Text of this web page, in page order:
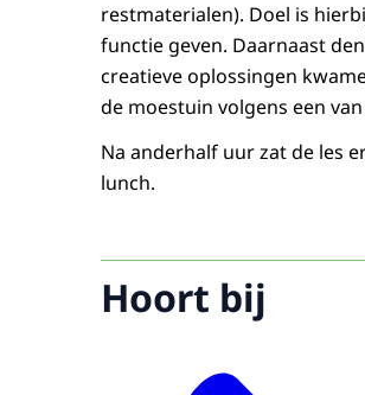
restmaterialen). Doel is
functie geven. Daarnaast
creatieve oplossingen
de moestuin volgens een
Na anderhalf uur zat de les
lunch.
Hoort bij